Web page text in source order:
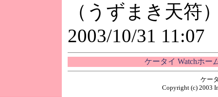
（うずまき天符
2003/10/31 11:07
ケータイ Watchホー
ケー
Copyright (c) 2003